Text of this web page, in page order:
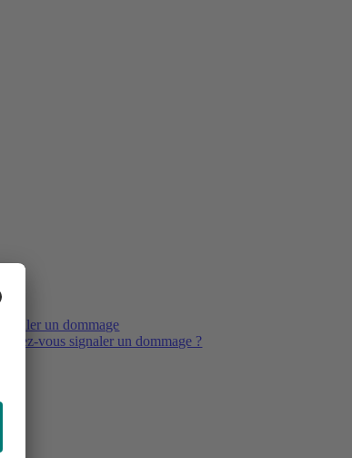
Signaler un dommage
Voulez-vous signaler un dommage ?